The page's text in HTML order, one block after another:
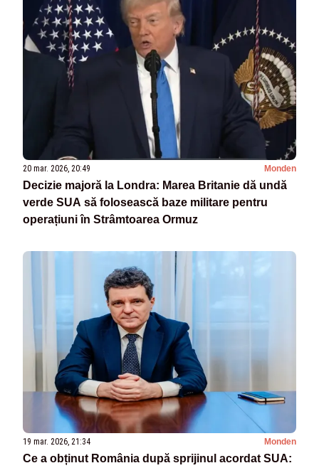
20 mar. 2026, 20:49 Monden
Decizie majoră la Londra: Marea Britanie dă undă
verde SUA să folosească baze militare pentru
operațiuni în Strâmtoarea Ormuz
19 mar. 2026, 21:34 Monden
Ce a obținut România după sprijinul acordat SUA: